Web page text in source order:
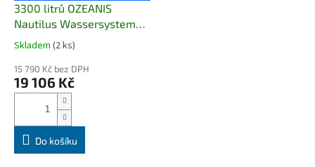
3300 litrů OZEANIS
Nautilus Wassersysteme
AKCE
Průměrné
produktu
je
5
hvězdiček.
Skladem (2 ks)
15 790 Kč bez DPH
19 106 Kč
Do košíku